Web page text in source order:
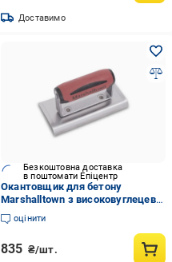
Доставимо
Безкоштовна доставка
в поштомати Епіцентр
Окантовщик для бетону
Marshalltown з високовуглецевої
сталі з ручкою DuraSoft 152x76
мм/Ø 10 мм/губа 13 мм
оцінити
835 ₴/шт.